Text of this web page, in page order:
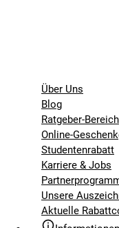
Über Uns
Blog
Ratgeber-Bereich
Online-
Studentenrabatt
Karriere & Jobs
Unsere
Aktuelle